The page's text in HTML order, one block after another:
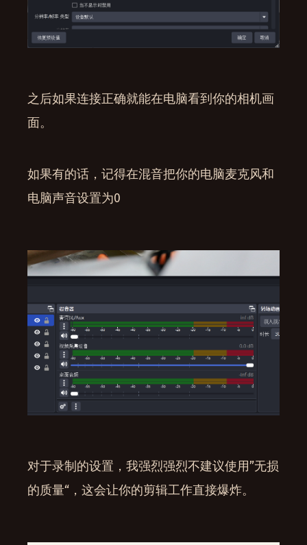
之后如果连接正确就能在电脑看到你的相机画
面。
如果有的话，记得在混音把你的电脑麦克风和
电脑声音设置为0
对于录制的设置，我强烈强烈不建议使用”无损
的质量“，这会让你的剪辑工作直接爆炸。